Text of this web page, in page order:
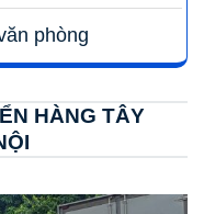
phòng
HÀNG TÂY